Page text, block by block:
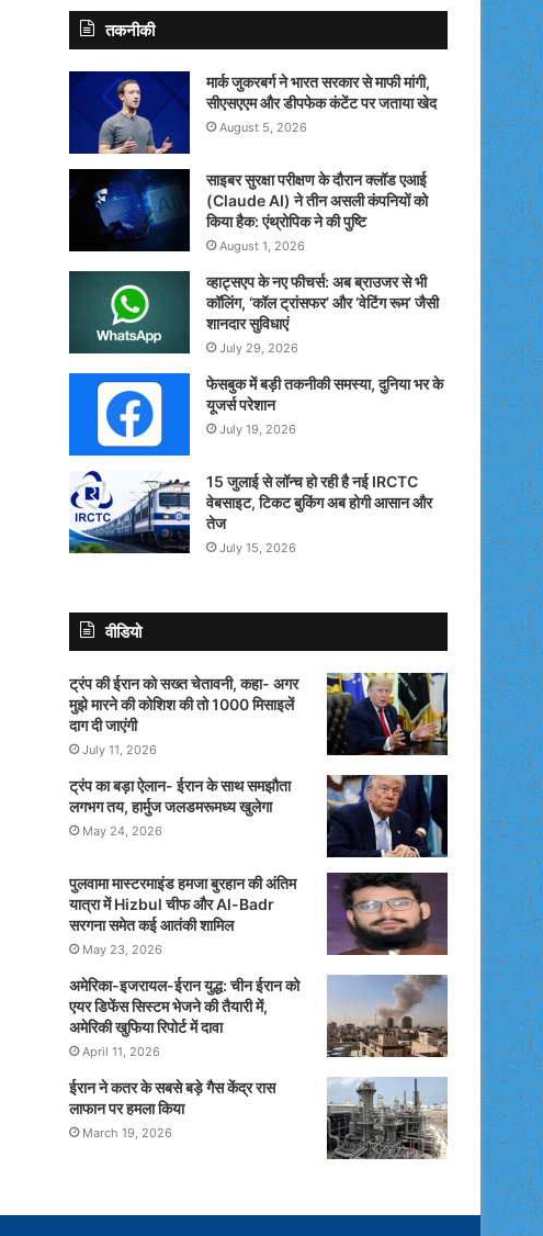
तकनीकी
मार्क जुकरबर्ग ने भारत सरकार से माफी मांगी,
सीएसएएम और डीपफेक कंटेंट पर जताया खेद
August 5, 2026
साइबर सुरक्षा परीक्षण के दौरान क्लॉड एआई
(Claude AI) ने तीन असली कंपनियों को
किया हैक: एंथ्रोपिक ने की पुष्टि
August 1, 2026
व्हाट्सएप के नए फीचर्स: अब ब्राउजर से भी
कॉलिंग, ‘कॉल ट्रांसफर’ और ‘वेटिंग रूम’ जैसी
शानदार सुविधाएं
July 29, 2026
फेसबुक में बड़ी तकनीकी समस्या, दुनिया भर के
यूजर्स परेशान
July 19, 2026
15 जुलाई से लॉन्च हो रही है नई IRCTC
वेबसाइट, टिकट बुकिंग अब होगी आसान और
तेज
July 15, 2026
वीडियो
ट्रंप की ईरान को सख्त चेतावनी, कहा- अगर
मुझे मारने की कोशिश की तो 1000 मिसाइलें
दाग दी जाएंगी
July 11, 2026
ट्रंप का बड़ा ऐलान- ईरान के साथ समझौता
लगभग तय, हार्मुज जलडमरूमध्य खुलेगा
May 24, 2026
पुलवामा मास्टरमाइंड हमजा बुरहान की अंतिम
यात्रा में Hizbul चीफ और Al-Badr
सरगना समेत कई आतंकी शामिल
May 23, 2026
अमेरिका-इजरायल-ईरान युद्ध: चीन ईरान को
एयर डिफेंस सिस्टम भेजने की तैयारी में,
अमेरिकी खुफिया रिपोर्ट में दावा
April 11, 2026
ईरान ने कतर के सबसे बड़े गैस केंद्र रास
लाफान पर हमला किया
March 19, 2026